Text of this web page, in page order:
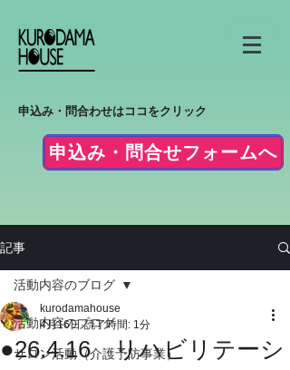
申込み・問合わせはココをクリック
申込み・問合せフォームへ
記事
活動内容のブログ
サロン活動（介護予防事業）
活動内容のブログ
●26.4.16 リハビリテーシ
kurodamahouse
4月16日 読了時間: 1分